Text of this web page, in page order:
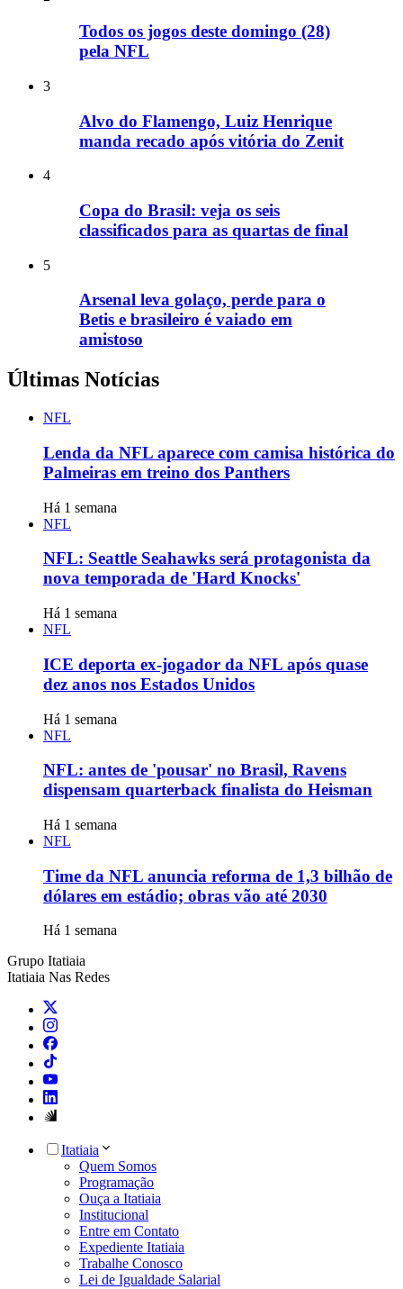
Todos os jogos deste domingo (28)
pela NFL
3
Alvo do Flamengo, Luiz Henrique
manda recado após vitória do Zenit
4
Copa do Brasil: veja os seis
classificados para as quartas de final
5
Arsenal leva golaço, perde para o
Betis e brasileiro é vaiado em
amistoso
Últimas Notícias
NFL
Lenda da NFL aparece com camisa histórica do
Palmeiras em treino dos Panthers
Há 1 semana
NFL
NFL: Seattle Seahawks será protagonista da
nova temporada de 'Hard Knocks'
Há 1 semana
NFL
ICE deporta ex-jogador da NFL após quase
dez anos nos Estados Unidos
Há 1 semana
NFL
NFL: antes de 'pousar' no Brasil, Ravens
dispensam quarterback finalista do Heisman
Há 1 semana
NFL
Time da NFL anuncia reforma de 1,3 bilhão de
dólares em estádio; obras vão até 2030
Há 1 semana
Grupo Itatiaia
Itatiaia Nas Redes
Itatiaia
Quem Somos
Programação
Ouça a Itatiaia
Institucional
Entre em Contato
Expediente Itatiaia
Trabalhe Conosco
Lei de Igualdade Salarial